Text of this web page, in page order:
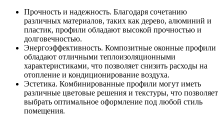
Прочность и надежность. Благодаря сочетанию
различных материалов, таких как дерево, алюминий и
пластик, профили обладают высокой прочностью и
долговечностью.
Энергоэффективность. Композитные оконные профили
обладают отличными теплоизоляционными
характеристиками, что позволяет снизить расходы на
отопление и кондиционирование воздуха.
Эстетика. Комбинированные профили могут иметь
различные цветовые решения и текстуры, что позволяет
выбрать оптимальное оформление под любой стиль
помещения.